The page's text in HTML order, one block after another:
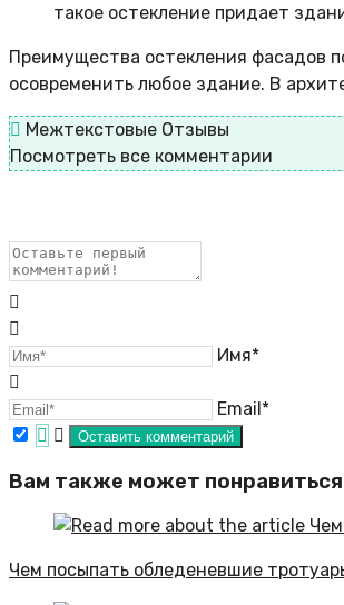
такое остекление придает
Преимущества остекления фасадов
осовременить любое здание. В
Межтекстовые Отзывы
Посмотреть все комментарии
Имя*
Email*
Вам также может понравиться
Чем посыпать обледеневшие